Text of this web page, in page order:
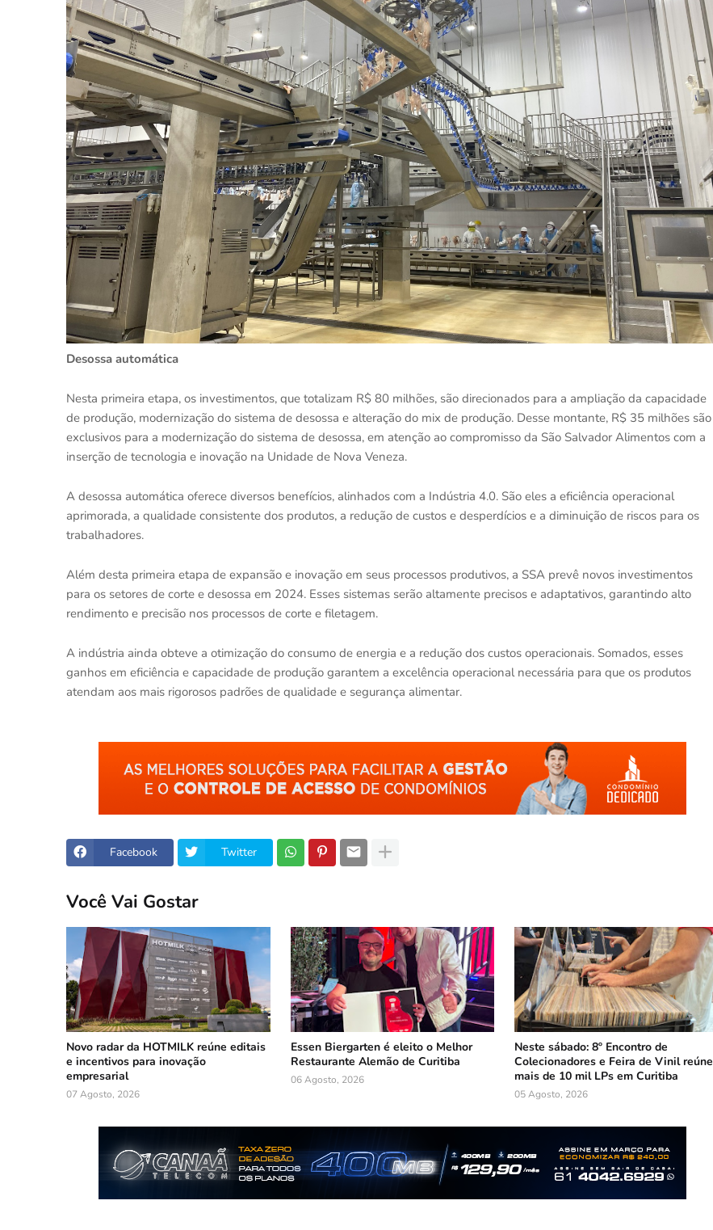
Desossa automática
Nesta primeira etapa, os investimentos, que totalizam R$ 80 milhões, são direcionados para a ampliação da capacidade
de produção, modernização do sistema de desossa e alteração do mix de produção. Desse montante, R$ 35 milhões são
exclusivos para a modernização do sistema de desossa, em atenção ao compromisso da São Salvador Alimentos com a
inserção de tecnologia e inovação na Unidade de Nova Veneza.
A desossa automática oferece diversos benefícios, alinhados com a Indústria 4.0. São eles a eficiência operacional
aprimorada, a qualidade consistente dos produtos, a redução de custos e desperdícios e a diminuição de riscos para os
trabalhadores.
Além desta primeira etapa de expansão e inovação em seus processos produtivos, a SSA prevê novos investimentos
para os setores de corte e desossa em 2024. Esses sistemas serão altamente precisos e adaptativos, garantindo alto
rendimento e precisão nos processos de corte e filetagem.
A indústria ainda obteve a otimização do consumo de energia e a redução dos custos operacionais. Somados, esses
ganhos em eficiência e capacidade de produção garantem a excelência operacional necessária para que os produtos
atendam aos mais rigorosos padrões de qualidade e segurança alimentar.
Facebook Twitter
Você Vai Gostar
Novo radar da HOTMILK reúne editais
e incentivos para inovação
empresarial
07 Agosto, 2026
Essen Biergarten é eleito o Melhor
Restaurante Alemão de Curitiba
06 Agosto, 2026
Neste sábado: 8º Encontro de
Colecionadores e Feira de Vinil reúne
mais de 10 mil LPs em Curitiba
05 Agosto, 2026